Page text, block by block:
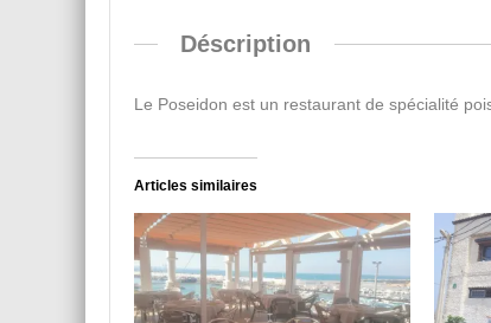
Déscription
Le Poseidon est un restaurant de spécialité
Articles similaires